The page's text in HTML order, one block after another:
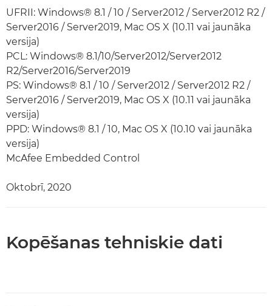
UFRII: Windows® 8.1 / 10 / Server2012 / Server2012 R2 /
Server2016 / Server2019, Mac OS X (10.11 vai jaunāka
versija)
PCL: Windows® 8.1/10/Server2012/Server2012
R2/Server2016/Server2019
PS: Windows® 8.1 / 10 / Server2012 / Server2012 R2 /
Server2016 / Server2019, Mac OS X (10.11 vai jaunāka
versija)
PPD: Windows® 8.1 / 10, Mac OS X (10.10 vai jaunāka
versija)
McAfee Embedded Control
Oktobrī, 2020
Kopēšanas tehniskie dati